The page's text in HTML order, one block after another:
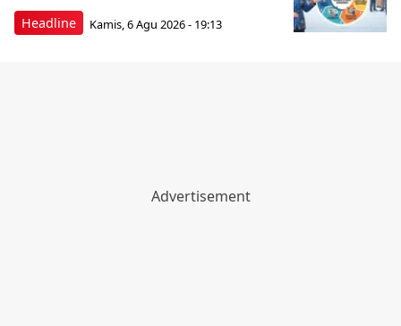
Headline Kamis, 6 Agu 2026 - 19:13